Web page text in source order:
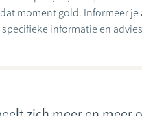
moment gold. Informeer
informatie en